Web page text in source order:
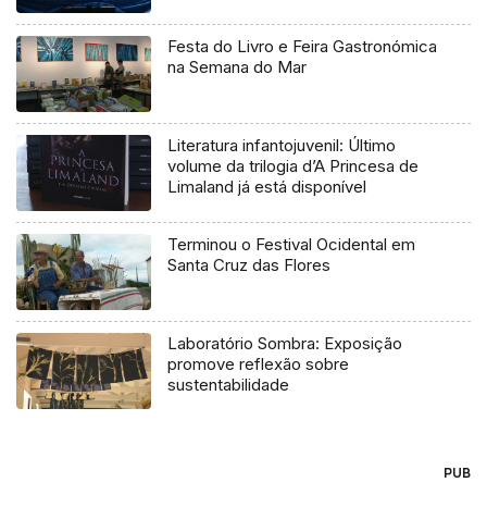
Festa do Livro e Feira Gastronómica
na Semana do Mar
Literatura infantojuvenil: Último
volume da trilogia d’A Princesa de
Limaland já está disponível
Terminou o Festival Ocidental em
Santa Cruz das Flores
Laboratório Sombra: Exposição
promove reflexão sobre
sustentabilidade
PUB